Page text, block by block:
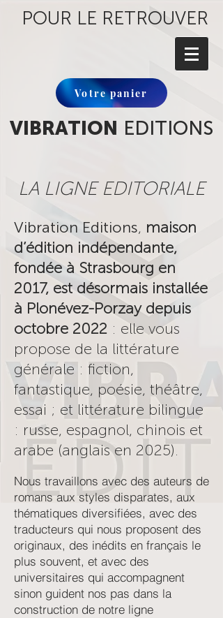
POUR LE RETROUVER
Votre panier
VIBRATION EDITIONS
LA LIGNE EDITORIALE
Vibration Editions, maison
d’édition indépendante,
fondée à Strasbourg en
2017, est désormais installée
à Plonévez-Porzay depuis
octobre 2022 : elle vous
propose de la littérature
générale : fiction,
fantastique, poésie, théâtre,
essai ; et littérature bilingue
: russe, espagnol, chinois et
arabe (anglais en 2025).
Nous travaillons avec des auteurs de
romans aux styles disparates, aux
thématiques diversifiées, avec des
traducteurs qui nous proposent des
originaux, des inédits en français le
plus souvent, et avec des
universitaires qui accompagnent
sinon guident nos pas dans la
construction de notre ligne